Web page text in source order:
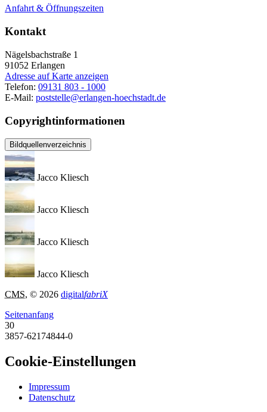
Anfahrt & Öffnungszeiten
Kontakt
Nägelsbachstraße 1
91052 Erlangen
Adresse auf Karte anzeigen
Telefon: 09131 803 - 1000
E-Mail: poststelle@erlangen-hoechstadt.de
Copyrightinformationen
Bildquellenverzeichnis
Jacco Kliesch
Jacco Kliesch
Jacco Kliesch
Jacco Kliesch
CMS, © 2026 digitalfabriX
Seitenanfang
30
3857-62174844-0
Cookie-Einstellungen
Impressum
Datenschutz